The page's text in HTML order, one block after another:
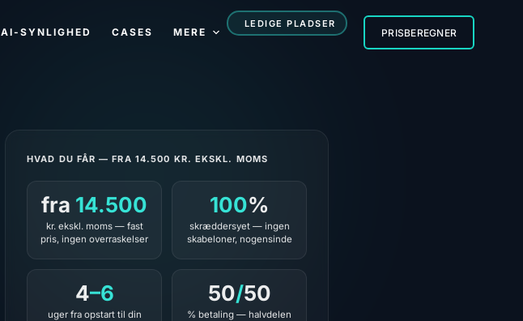
AI-SYNLIGHED CASES MERE
LEDIGE PLADSER
PRISBEREGNER
HVAD DU FÅR — FRA 14.500 KR. EKSKL. MOMS
fra 14.500
kr. ekskl. moms — fast
pris, ingen overraskelser
100%
skræddersyet — ingen
skabeloner, nogensinde
4–6
uger fra opstart til din
50/50
% betaling — halvdelen